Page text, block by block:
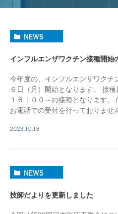
NEWS
インフルエンザワクチン接種開始
今年度の、インフルエンザワクチ
６日（月）開始となります。 接
１６：００～の接種となります。
お電話での受付を行っておりま
2023.10.18
NEWS
技師だよりを更新しました